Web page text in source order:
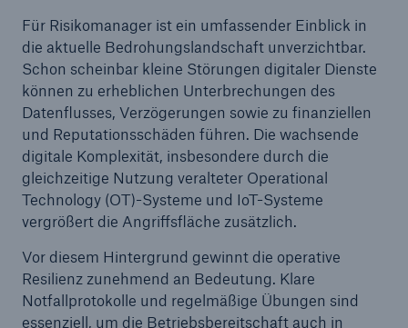
Für Risikomanager ist ein umfassender Einblick in
die aktuelle Bedrohungslandschaft unverzichtbar.
Schon scheinbar kleine Störungen digitaler Dienste
können zu erheblichen Unterbrechungen des
Datenflusses, Verzögerungen sowie zu finanziellen
und Reputationsschäden führen. Die wachsende
digitale Komplexität, insbesondere durch die
gleichzeitige Nutzung veralteter Operational
Technology (OT)-Systeme und IoT-Systeme
vergrößert die Angriffsfläche zusätzlich.
Vor diesem Hintergrund gewinnt die operative
Resilienz zunehmend an Bedeutung. Klare
Notfallprotokolle und regelmäßige Übungen sind
essenziell, um die Betriebsbereitschaft auch in
Geschätzte globale wirtschaftliche Kosten der
Internetkriminalität
600 bn
US Dollar im Jahr 2018